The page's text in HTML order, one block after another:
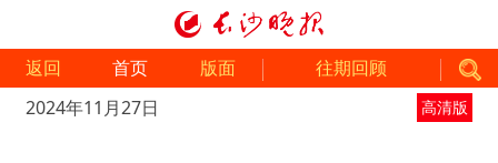
返回 首页 版面
往期回顾
2024年11月27日
高清版